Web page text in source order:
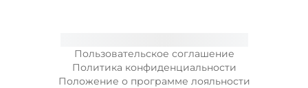
Пользовательское соглашение
Политика конфиденциальности
Положение о программе лояльности